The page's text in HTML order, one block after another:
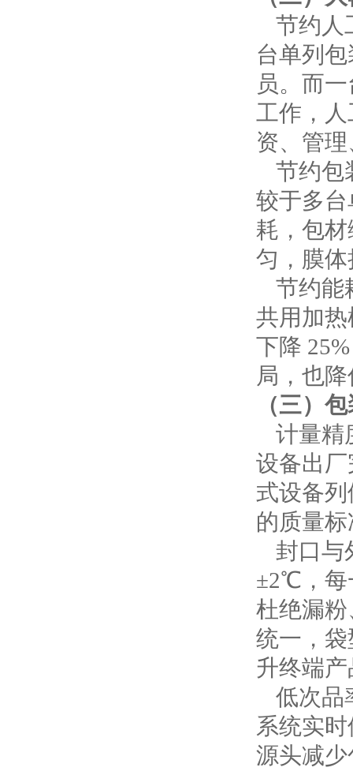
节约人
台单列
员。而
工作，
资、管
节约包
较于多
耗，包
匀，膜
节约能
共用加
下降
局，也
（三）
计量精
设备出
式设备
的质量
封口与
±2℃，每
杜绝漏
统一，
升终端
低次品
系统实
源头减